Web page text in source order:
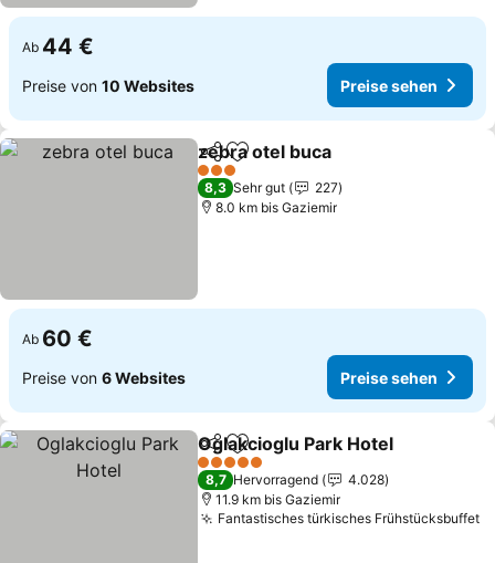
Ab 44 €
Preise von 10 Websites Preise sehen
TeilenZu Favoriten hinzufügen
zebra otel buca
3 Sterne
8,3 Sehr gut
227
8.0 km bis Gaziemir
Ab 60 €
Preise von 6 Websites Preise sehen
TeilenZu Favoriten hinzufügen
Oglakcioglu Park Hotel
5 Sterne
8,7 Hervorragend
4.028
11.9 km bis Gaziemir
Fantastisches türkisches Frühstücksbuffet